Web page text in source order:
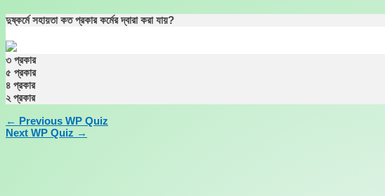
Skip
content
দুষ্কর্মে সহায়তা কত প্রকার কর্মের দ্বারা করা যায়?
৩ প্রকার
৫ প্রকার
৪ প্রকার
২ প্রকার
← Previous WP Quiz
Next WP Quiz →